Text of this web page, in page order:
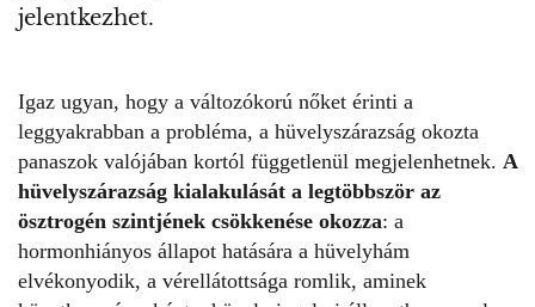
jelentkezhet.
Igaz ugyan, hogy a változókorú nőket érinti a
leggyakrabban a probléma, a hüvelyszárazság okozta
panaszok valójában kortól függetlenül megjelenhetnek. A
hüvelyszárazság kialakulását a legtöbbször az
ösztrogén szintjének csökkenése okozza: a
hormonhiányos állapot hatására a hüvelyhám
elvékonyodik, a vérellátottsága romlik, aminek